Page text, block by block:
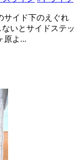
サイド下のえぐれ
いとサイドステッ
原よ...